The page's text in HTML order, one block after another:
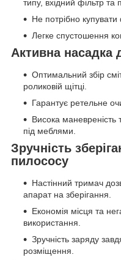
типу, вхідний фільтр та
Не потрібно купувати
Легке спустошення
Активна насадка
Оптимальний збір
роликовій щітці.
Гарантує ретельне
Висока маневреність
під меблями.
Зручність
пилососу
Настінний тримач
апарат на зберігання.
Економія місця та
використання.
Зручність заряду
розміщення.